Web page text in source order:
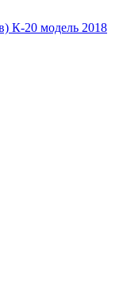
К-20 модель 2018